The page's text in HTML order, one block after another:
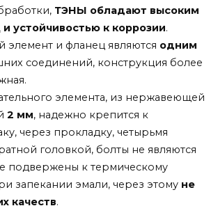
ТЭНЫ обладают высоким
и устойчивостью к коррозии.
элемент и фланец являются одним
соединений, конструкция более
элемента, из нержавеющей
2 мм, надежно крепится к
через прокладку, четырьмя
головкой, болты не являются
подвержены к термическому
запекании эмали, через этому не
качеств.